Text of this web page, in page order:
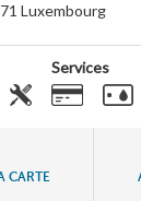
Luxembourg
Services
CARTE